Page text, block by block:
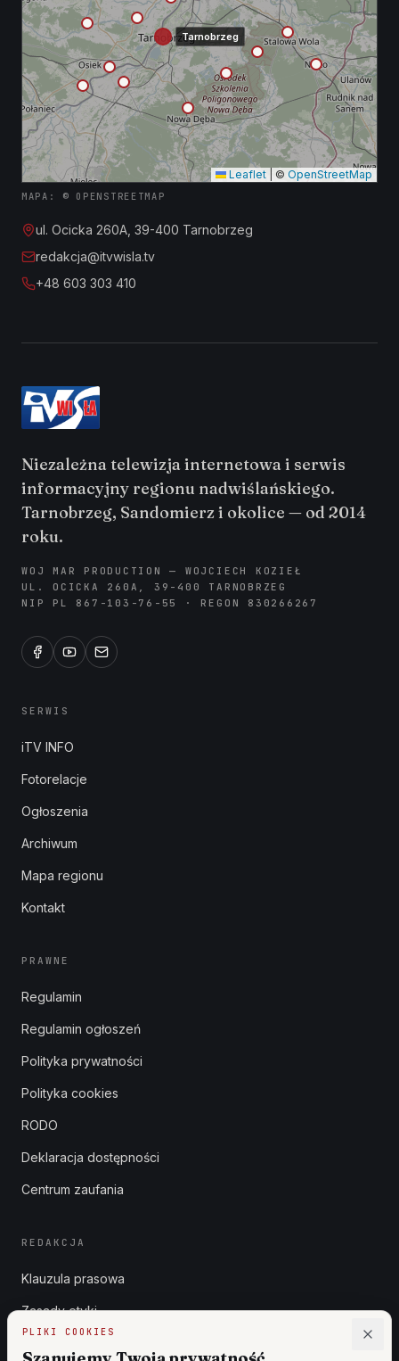
PLIKI COOKIES
Tarnobrzeg
Leaflet © OpenStreetMap
MAPA: © OPENSTREETMAP
ul. Ocicka 260A, 39-400 Tarnobrzeg
redakcja@itvwisla.tv
+48 603 303 410
Niezależna telewizja internetowa i serwis
informacyjny regionu nadwiślańskiego.
Tarnobrzeg, Sandomierz i okolice — od 2014
roku.
WOJ MAR PRODUCTION — WOJCIECH KOZIEŁ
UL. OCICKA 260A, 39-400 TARNOBRZEG
NIP PL 867-103-76-55 · REGON 830266267
SERWIS
iTV INFO
Fotorelacje
Ogłoszenia
Archiwum
Mapa regionu
Kontakt
PRAWNE
Regulamin
Regulamin ogłoszeń
Polityka prywatności
Polityka cookies
RODO
Deklaracja dostępności
Centrum zaufania
REDAKCJA
Klauzula prasowa
Zasady etyki